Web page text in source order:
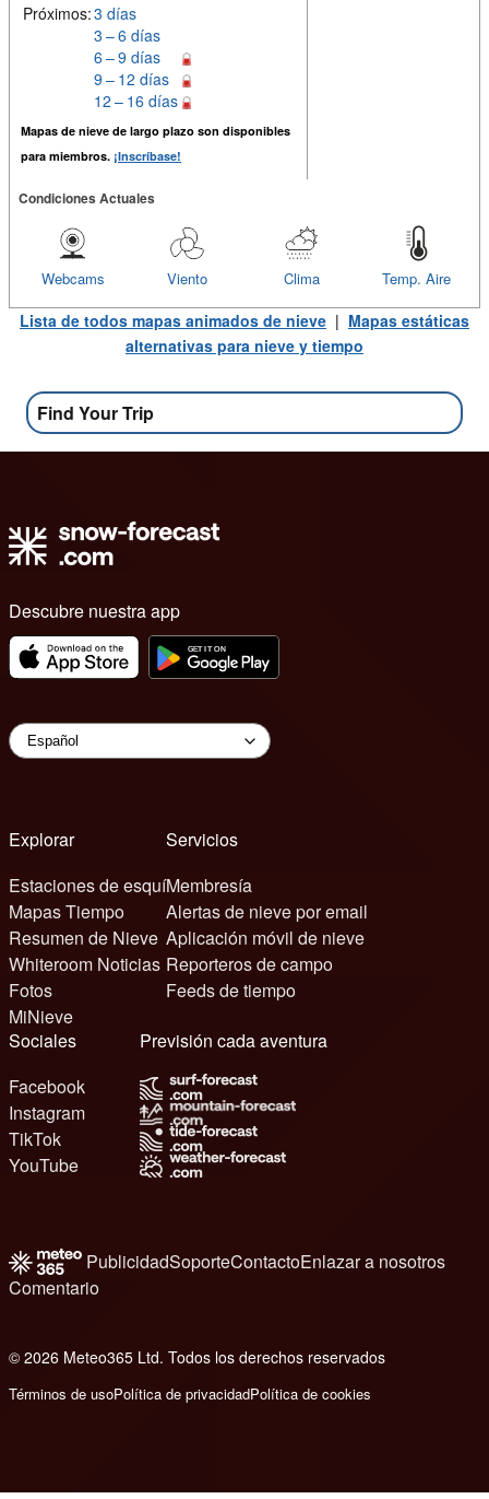
Próximos:3 días
3 – 6 días
6 – 9 días
9 – 12 días
12 – 16 días
Mapas de nieve de largo plazo son disponibles
para miembros. ¡Inscríbase!
Condiciones Actuales
Temp. Aire
Clima
Viento
Webcams
Lista de todos mapas animados de nieve | Mapas estáticas
alternativas para nieve y tiempo
Find Your Trip
Descubre nuestra app
Explorar
Estaciones de esquí
Mapas Tiempo
Resumen de Nieve
Whiteroom Noticias
Fotos
MiNieve
Servicios
Membresía
Alertas de nieve por email
Aplicación móvil de nieve
Reporteros de campo
Feeds de tiempo
Sociales
Facebook
Instagram
TikTok
YouTube
Previsión cada aventura
PublicidadSoporteContactoEnlazar a nosotros
Comentario
© 2026 Meteo365 Ltd. Todos los derechos reservados
Términos de usoPolítica de privacidadPolítica de cookies